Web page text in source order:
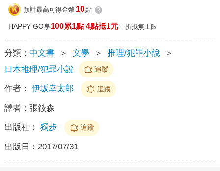
預計最高可得金幣 10點 ?
HAPPY GO享100累1點 4點抵1元 折抵無上限
分類： 中文書 ＞ 文學 ＞ 推理/犯罪小說
＞
日本推理/犯罪小說
追蹤
作者： 伊坂幸太郎 追蹤
譯者： 張筱森
出版社： 獨步 追蹤
出版日： 2017/07/31